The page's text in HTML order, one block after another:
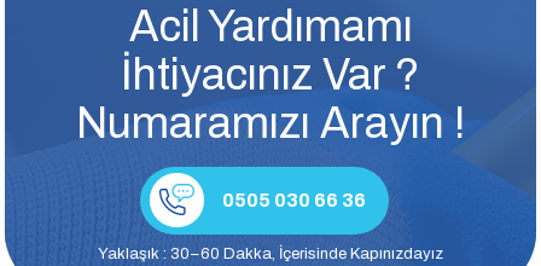
Acil Yardımamı
İhtiyacınız Var ?
Numaramızı Arayın !
0505 030 66 36
Yaklaşık : 30–60 Dakka, İçerisinde Kapınızdayız